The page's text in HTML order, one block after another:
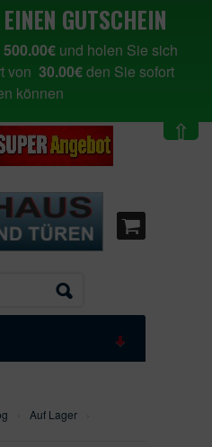
GUTSCHEIN
500.00€und holen Sie sich
von 30.00€den Sie sofort
können
⇧
Auf Lager